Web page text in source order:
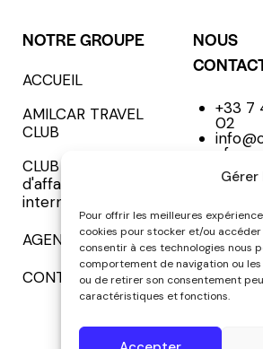
Pour offrir les meilleures
cookies pour stocker et/ou
consentir à ces technologies nous
comportement de navigation ou
ou de retirer son consentement
caractéristiques et fonctions.
NOTRE GROUPE
ACCUEIL
AMILCAR TRAVEL
CLUB
CLUB AMILCAR, Club
d'affaires
international
AGENCE MEDIANE
CONTACT
NOUS
+33 7
02
r.fr